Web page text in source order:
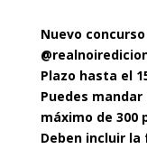
Nuevo concurso
Plazo hasta el
Puedes
máximo de 300
Deben incluir la